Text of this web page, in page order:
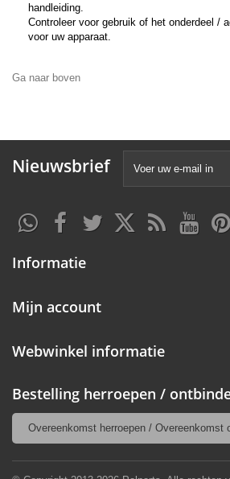
handleiding.
Controleer voor gebruik of het onderdeel /
voor uw apparaat.
Ga naar boven
Nieuwsbrief
Informatie
Mijn account
Webwinkel informatie
Bestelling herroepen /
Overeenkomst herroepen / Overeenkomst